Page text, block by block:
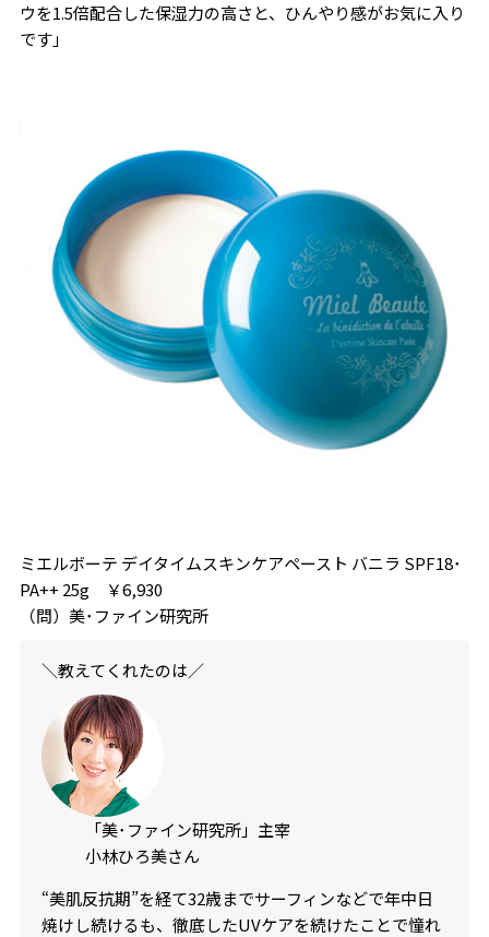
ウを1.5倍配合した保湿力の高さと、ひんやり感がお気に入り
です」
ミエルボーテ デイタイムスキンケアペースト バニラ SPF18･
PA++ 25g ￥6,930
（問）美･ファイン研究所
＼教えてくれたのは／
「美･ファイン研究所」主宰
小林ひろ美さん
“美肌反抗期”を経て32歳までサーフィンなどで年中日
焼けし続けるも、徹底したUVケアを続けたことで憧れ